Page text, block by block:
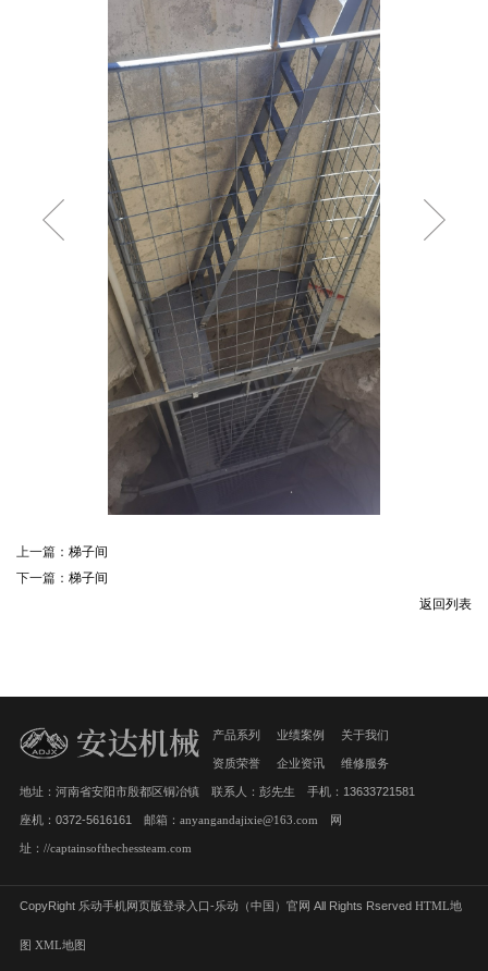
上一篇： 梯子间
下一篇： 梯子间
返回列表
产品系列 业绩案例 关于我们
资质荣誉 企业资讯 维修服务
地址：河南省安阳市殷都区铜冶镇 联系人：彭先生 手机：13633721581
座机：0372-5616161 邮箱： anyangandajixie@163.com 网
址： //captainsofthechessteam.com
CopyRight 乐动手机网页版登录入口-乐动（中国）官网 All Rights Rserved HTML地
图 XML地图